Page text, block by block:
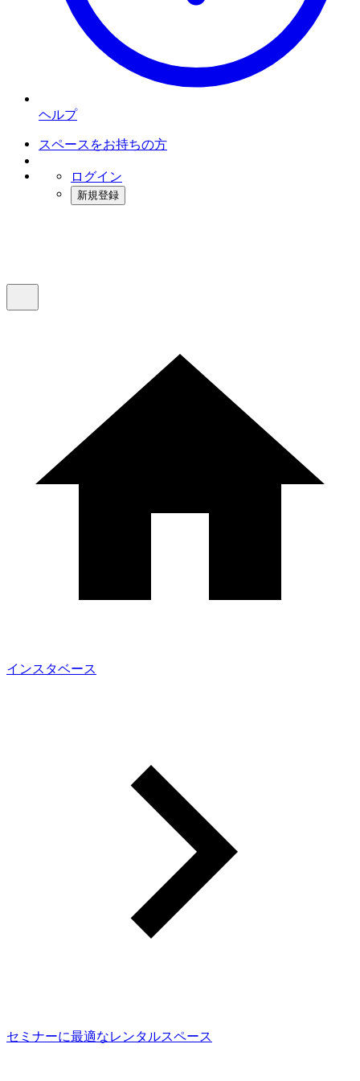
ヘルプ
スペースをお持ちの方
ログイン
新規登録
インスタベース
セミナーに最適なレンタルスペース